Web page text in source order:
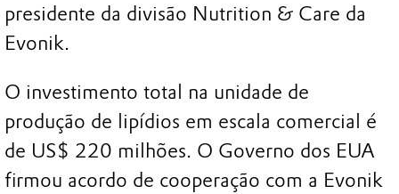
presidente da divisão Nutrition & Care da
Evonik.
O investimento total na unidade de
produção de lipídios em escala comercial é
de US$ 220 milhões. O Governo dos EUA
firmou acordo de cooperação com a Evonik